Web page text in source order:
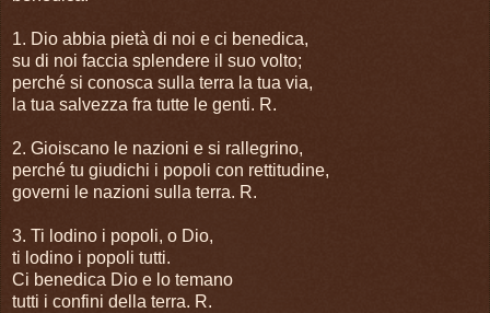
1. Dio abbia pietà di noi e ci benedica,
su di noi faccia splendere il suo volto;
perché si conosca sulla terra la tua via,
la tua salvezza fra tutte le genti. R.
2. Gioiscano le nazioni e si rallegrino,
perché tu giudichi i popoli con rettitudine,
governi le nazioni sulla terra. R.
3. Ti lodino i popoli, o Dio,
ti lodino i popoli tutti.
Ci benedica Dio e lo temano
tutti i confini della terra. R.